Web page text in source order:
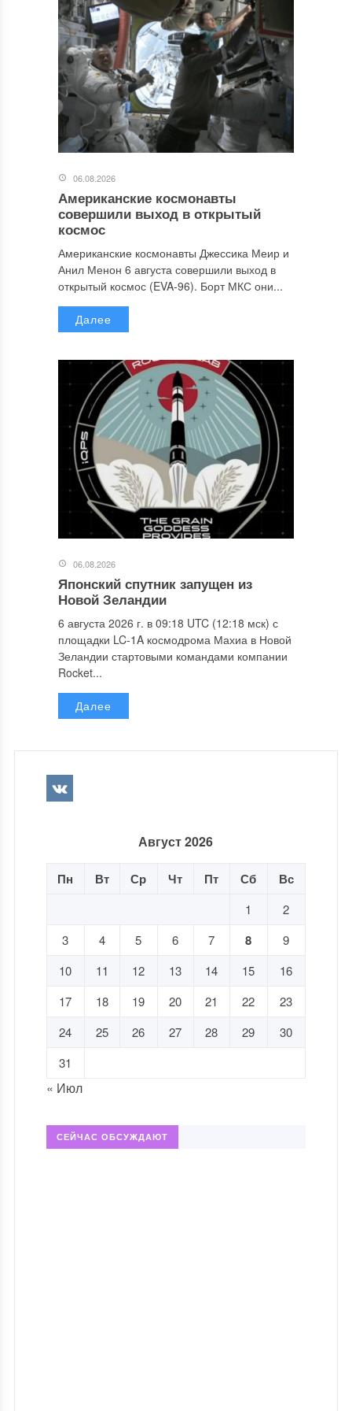
06.08.2026
Американские космонавты
совершили выход в открытый
космос
Американские космонавты Джессика Меир и
Анил Менон 6 августа совершили выход в
открытый космос (EVA-96). Борт МКС они...
Далее
06.08.2026
Японский спутник запущен из
Новой Зеландии
6 августа 2026 г. в 09:18 UTC (12:18 мск) с
площадки LC-1A космодрома Махиа в Новой
Зеландии стартовыми командами компании
Rocket...
Далее
Август 2026
Пн Вт Ср Чт Пт Сб Вс
1
2
3
4 5 6 7 8
9
10
11 12 13 14 15
16
17
18 19 20 21 22
23
24
25 26 27 28 29
30
31
« Июл
СЕЙЧАС ОБСУЖДАЮТ